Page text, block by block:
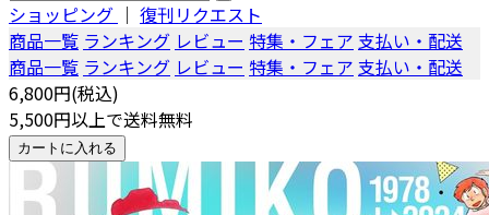
ショッピング ｜ 復刊リクエスト
商品一覧 ランキング レビュー 特集・フェア 支払い・配送
商品一覧 ランキング レビュー 特集・フェア 支払い・配送
6,800円(税込)
5,500円以上で送料無料
カートに入れる